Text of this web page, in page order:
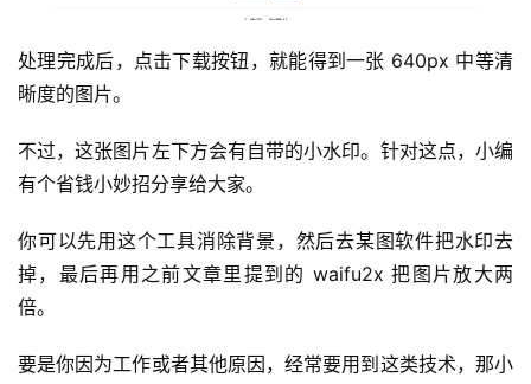
品
处理完成后，点击下载按钮，就能得到一张 640px 中等清
晰度的图片。
不过，这张图片左下方会有自带的小水印。针对这点，小编
有个省钱小妙招分享给大家。
你可以先用这个工具消除背景，然后去某图软件把水印去
掉，最后再用之前文章里提到的 waifu2x 把图片放大两
倍。
要是你因为工作或者其他原因，经常要用到这类技术，那小